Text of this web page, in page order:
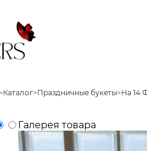
>Каталог>Праздничные букеты>На 14
Галерея товара